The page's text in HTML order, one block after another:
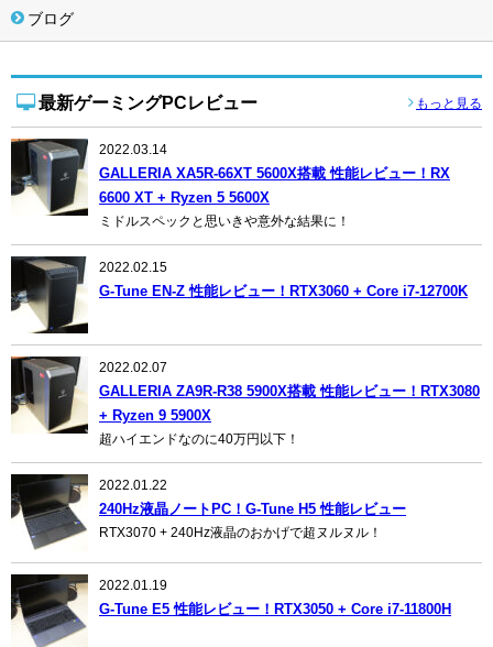
ブログ
最新ゲーミングPCレビュー もっと見る
2022.03.14
GALLERIA XA5R-66XT 5600X搭載 性能レビュー！RX
6600 XT + Ryzen 5 5600X
ミドルスペックと思いきや意外な結果に！
2022.02.15
G-Tune EN-Z 性能レビュー！RTX3060 + Core i7-12700K
2022.02.07
GALLERIA ZA9R-R38 5900X搭載 性能レビュー！RTX3080
+ Ryzen 9 5900X
超ハイエンドなのに40万円以下！
2022.01.22
240Hz液晶ノートPC！G-Tune H5 性能レビュー
RTX3070 + 240Hz液晶のおかげで超ヌルヌル！
2022.01.19
G-Tune E5 性能レビュー！RTX3050 + Core i7-11800H